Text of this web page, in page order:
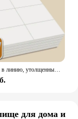
Блокнот B5 в линию, утолщенный блокнот для математики, Канцтовары, принадлежности для школы и офиса
для дома и